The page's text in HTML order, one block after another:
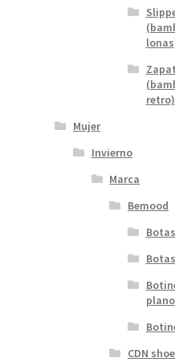
retro)
Mujer
Invierno
Marca
Bemood
CDN